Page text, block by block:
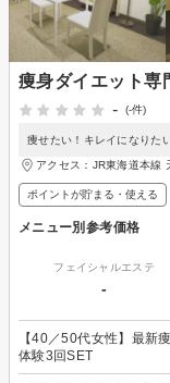
痩身ダイエット専
-
(-件)
痩せたい！キレイになりた
アクセス：JR東海道本線
ポイントが貯まる・使える
メニュー別参考価格
フェイシャルエステ
-
【40／50代女性】最新
体験3回SET